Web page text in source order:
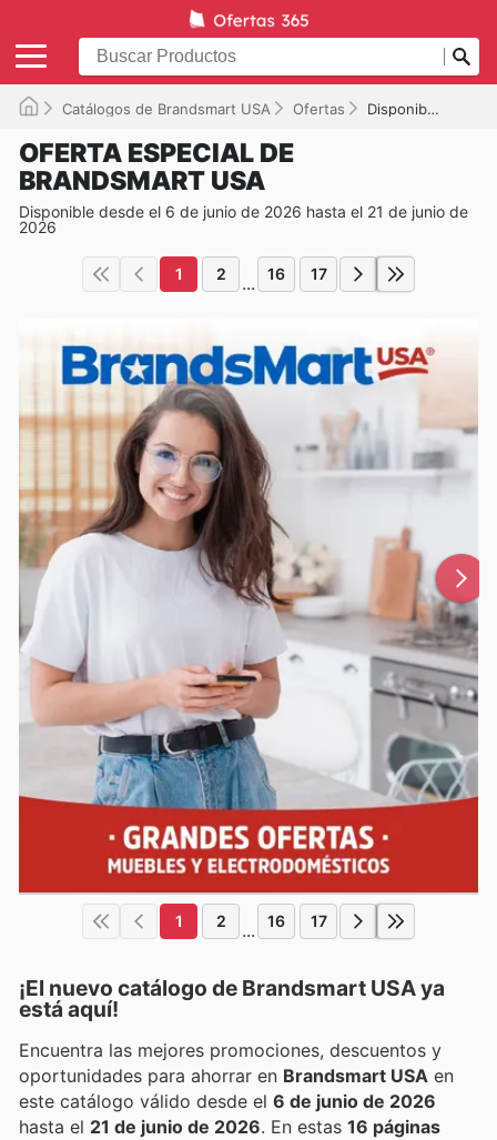
Catálogos de Brandsmart USA Ofertas Disponible hasta el 21/06/2026
OFERTA ESPECIAL DE
BRANDSMART USA
Disponible desde el 6 de junio de 2026 hasta el 21 de junio de
2026
1 2 ... 16 17
1 2 ... 16 17
¡El nuevo catálogo de Brandsmart USAya
está aquí!
Encuentra las mejores promociones, descuentos y
oportunidades para ahorrar en Brandsmart USA en
este catálogo válido desde el 6 de junio de 2026
hasta el 21 de junio de 2026 . En estas 16 páginas